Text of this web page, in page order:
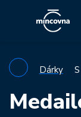
Dárky